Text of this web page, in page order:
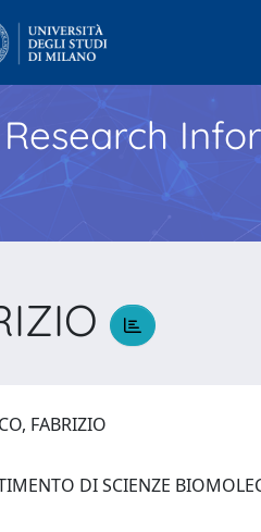
FABRIZIO
DI SCIENZE